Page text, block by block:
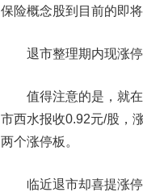
保险概念股到目前的即
退市整理期内现涨停
值得注意的是，就在
市西水报收0.92元/股，
两个涨停板。
临近退市却喜提涨停